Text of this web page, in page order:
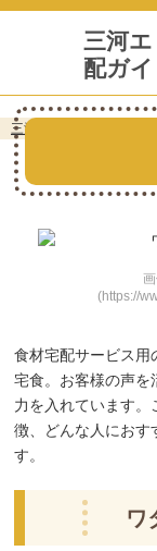
三河
配ガイ
三河エリアでおすすめの
(https://
食材宅配サービス用
宅食。お客様の声を
力を入れています
徴、どんな人におす
す。
ワ